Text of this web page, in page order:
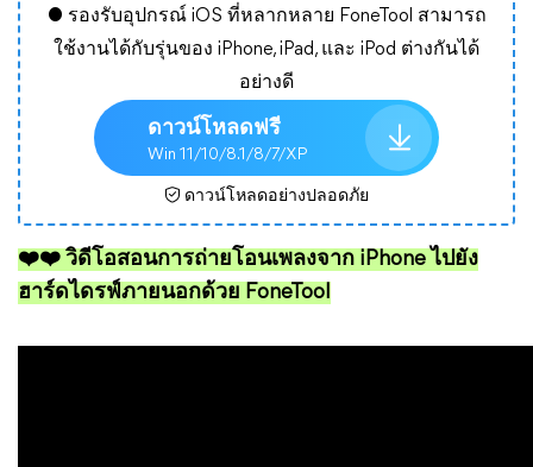
● รองรับอุปกรณ์ iOS ที่หลากหลาย FoneTool สามารถ
ใช้งานได้กับรุ่นของ iPhone, iPad, และ iPod ต่างกันได้
อย่างดี
ดาวน์โหลดฟรี
Win 11/10/8.1/8/7/XP
ดาวน์โหลดอย่างปลอดภัย
❤️❤️ วิดีโอสอนการถ่ายโอนเพลงจาก iPhone ไปยัง
ฮาร์ดไดรฟ์ภายนอกด้วย FoneTool